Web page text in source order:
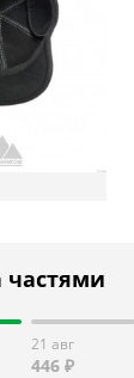
частями
21 авг
446 ₽